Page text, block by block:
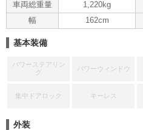
車両総重量
1,220kg
幅
162cm
基本装備
パワーステアリン
グ
パワーウィンドウ
集中ドアロック キーレス
外装